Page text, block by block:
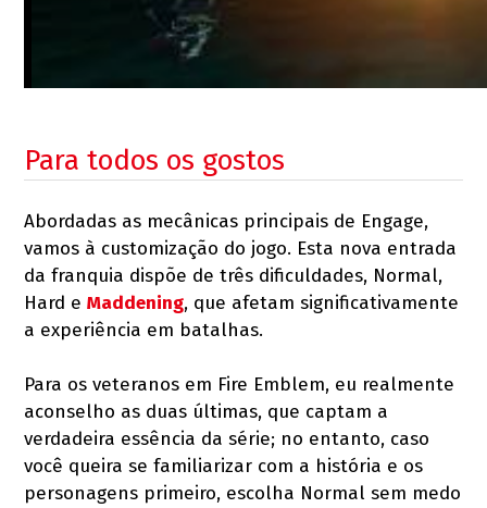
Para todos os gostos
Abordadas as mecânicas principais de Engage,
vamos à customização do jogo. Esta nova entrada
da franquia dispõe de três dificuldades, Normal,
Hard eMaddening, que afetam significativamente
a experiência em batalhas.
Para os veteranos em Fire Emblem, eu realmente
aconselho as duas últimas, que captam a
verdadeira essência da série; no entanto, caso
você queira se familiarizar com a história e os
personagens primeiro, escolha Normal sem medo